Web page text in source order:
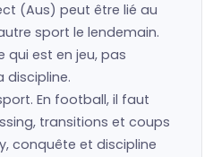
(Aus) peut être lié au
sport le lendemain.
qui est en jeu, pas
discipline.
En football, il faut
transitions et coups
conquête et discipline